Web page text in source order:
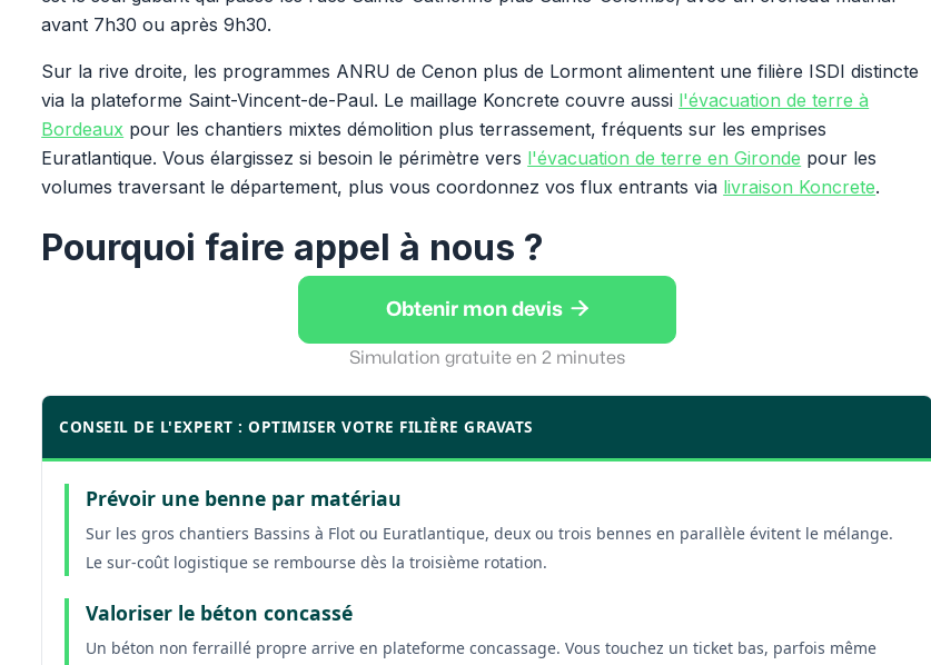
avant 7h30 ou après 9h30.
Sur la rive droite, les programmes ANRU de Cenon plus de Lormont alimentent une filière ISDI distincte
via la plateforme Saint-Vincent-de-Paul. Le maillage Koncrete couvre aussi l'évacuation de terre à
Bordeaux pour les chantiers mixtes démolition plus terrassement, fréquents sur les emprises
Euratlantique. Vous élargissez si besoin le périmètre vers l'évacuation de terre en Gironde pour les
volumes traversant le département, plus vous coordonnez vos flux entrants via livraison Koncrete.
Pourquoi faire appel à nous ?
Obtenir mon devis 
Simulation gratuite en 2 minutes
CONSEIL DE L'EXPERT : OPTIMISER VOTRE FILIÈRE GRAVATS
Prévoir une benne par matériau
Sur les gros chantiers Bassins à Flot ou Euratlantique, deux ou trois bennes en parallèle évitent le mélange.
Le sur-coût logistique se rembourse dès la troisième rotation.
Valoriser le béton concassé
Un béton non ferraillé propre arrive en plateforme concassage. Vous touchez un ticket bas, parfois même